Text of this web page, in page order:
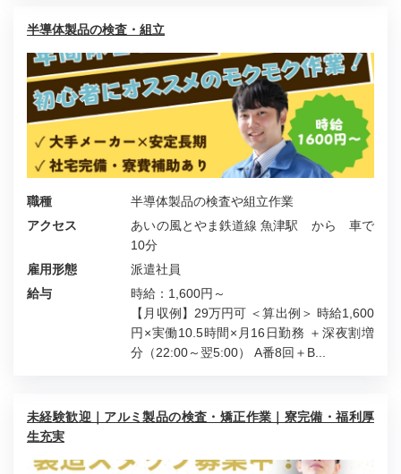
半導体製品の検査・組立
職種
半導体製品の検査や組立作業
アクセス
あいの風とやま鉄道線 魚津駅 から 車で
10分
雇用形態
派遣社員
給与
時給：1,600円～
【月収例】29万円可 ＜算出例＞ 時給1,600
円×実働10.5時間×月16日勤務 ＋深夜割増
分（22:00～翌5:00） A番8回＋B...
未経験歓迎｜アルミ製品の検査・矯正作業｜寮完備・福利厚
生充実